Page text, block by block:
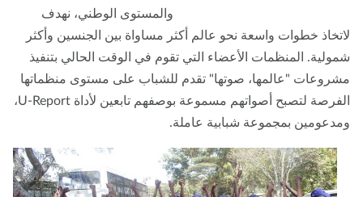
والمستوى الوطني، نهدف
خطوات واسعة نحو عالم أكثر مساواة بين الجنسين وأكثر
المنظمات الأعضاء التي تقوم في الوقت الحالي بتنفيذ
"عالمها، صوتها" تقدم للشباب على مستوى منظماتها
الفرصة لتصبح أصواتهم مسموعة بوصفهم تابعين لأداة U-Report،
بمجموعة شبابية عاملة.